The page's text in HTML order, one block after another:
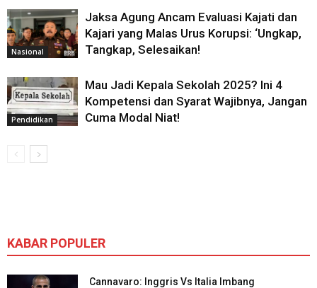
Nasional
Jaksa Agung Ancam Evaluasi Kajati dan
Kajari yang Malas Urus Korupsi: ‘Ungkap,
Tangkap, Selesaikan!
Pendidikan
Mau Jadi Kepala Sekolah 2025? Ini 4
Kompetensi dan Syarat Wajibnya, Jangan
Cuma Modal Niat!
KABAR POPULER
Cannavaro: Inggris Vs Italia Imbang